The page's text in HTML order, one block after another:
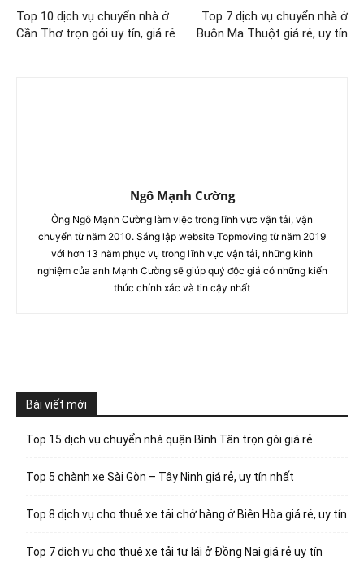
Top 10 dịch vụ chuyển nhà ở
Cần Thơ trọn gói uy tín, giá rẻ
Top 7 dịch vụ chuyển nhà ở
Buôn Ma Thuột giá rẻ, uy tín
Ngô Mạnh Cường
Ông Ngô Mạnh Cường làm việc trong lĩnh vực vận tải, vận
chuyển từ năm 2010. Sáng lập website Topmoving từ năm 2019
với hơn 13 năm phục vụ trong lĩnh vực vận tải, những kinh
nghiệm của anh Mạnh Cường sẽ giúp quý độc giả có những kiến
thức chính xác và tin cậy nhất
Bài viết mới
Top 15 dịch vụ chuyển nhà quận Bình Tân trọn gói giá rẻ
Top 5 chành xe Sài Gòn – Tây Ninh giá rẻ, uy tín nhất
Top 8 dịch vụ cho thuê xe tải chở hàng ở Biên Hòa giá rẻ, uy tín
Top 7 dịch vụ cho thuê xe tải tự lái ở Đồng Nai giá rẻ uy tín